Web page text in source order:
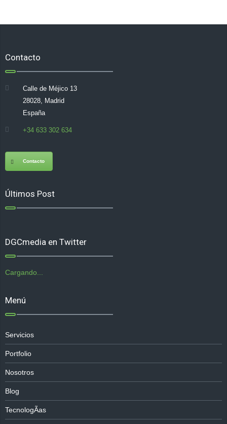
Contacto
Calle de Méjico 13
28028, Madrid
España
+34 633 302 634
Contacto
Últimos Post
DGCmedia en Twitter
Cargando...
Menú
Servicios
Portfolio
Nosotros
Blog
TecnologÃ­as